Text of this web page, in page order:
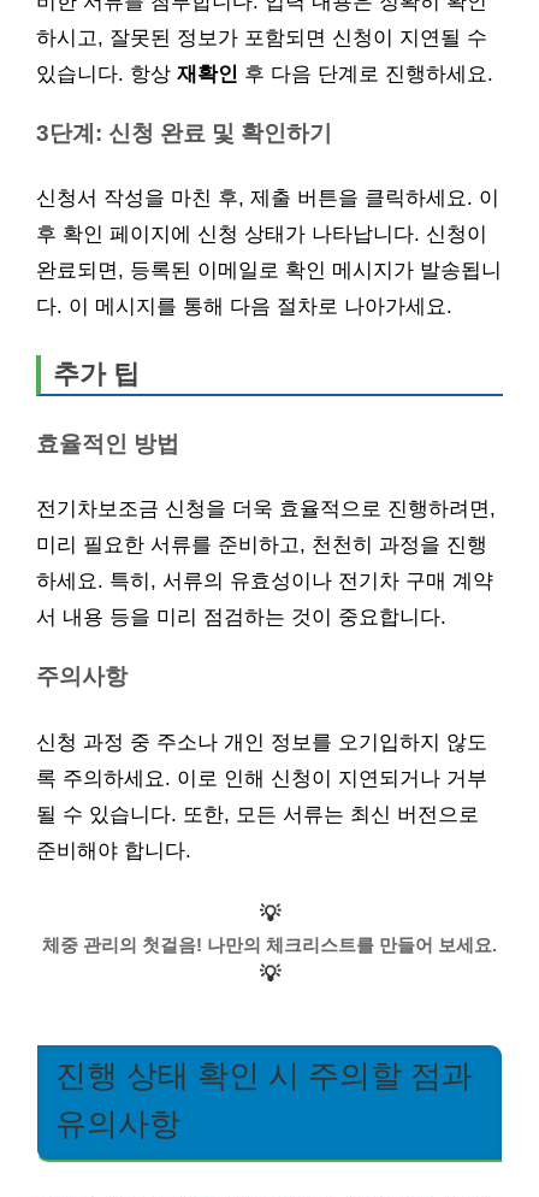
하시고, 잘못된 정보가 포함되면 신청이 지연될 수
있습니다. 항상 재확인 후 다음 단계로 진행하세요.
3단계: 신청 완료 및 확인하기
신청서 작성을 마친 후, 제출 버튼을 클릭하세요. 이
후 확인 페이지에 신청 상태가 나타납니다. 신청이
완료되면, 등록된 이메일로 확인 메시지가 발송됩니
다. 이 메시지를 통해 다음 절차로 나아가세요.
추가 팁
효율적인 방법
전기차보조금 신청을 더욱 효율적으로 진행하려면,
미리 필요한 서류를 준비하고, 천천히 과정을 진행
하세요. 특히, 서류의 유효성이나 전기차 구매 계약
서 내용 등을 미리 점검하는 것이 중요합니다.
주의사항
신청 과정 중 주소나 개인 정보를 오기입하지 않도
록 주의하세요. 이로 인해 신청이 지연되거나 거부
될 수 있습니다. 또한, 모든 서류는 최신 버전으로
준비해야 합니다.
💡
체중 관리의 첫걸음! 나만의 체크리스트를 만들어 보세요.
💡
진행 상태 확인 시 주의할 점과
유의사항